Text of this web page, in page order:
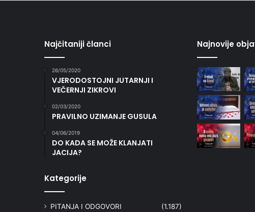
Najčitaniji članci
26/05/2020
VJERODOSTOJNI JUTARNJI I
VEČERNJI ZIKROVI
02/03/2020
PRAVILNO UZIMANJE GUSULA
04/06/2019
DO KADA SE MOŽE KLANJATI
JACIJA?
Kategorije
PITANJA I ODGOVORI (1.187)
Najnovije